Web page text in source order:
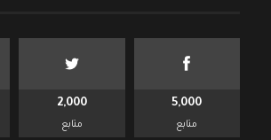
5,000
متابع
2,000
متابع